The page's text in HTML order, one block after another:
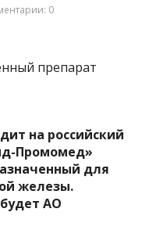
0
на российский
Промомед»
для
железы.
АО